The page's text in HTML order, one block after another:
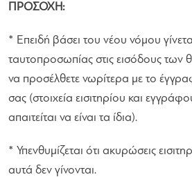
ΠΡΟΣΟΧΗ:
* Επειδή βάσει του νέου νόμου
ταυτοπροσωπίας στις εισόδους των
να προσέλθετε νωρίτερα με το
σας (στοιχεία εισιτηρίου και
απαιτείται να είναι τα ίδια).
* Υπενθυμίζεται ότι ακυρώσεις
αυτά δεν γίνονται.